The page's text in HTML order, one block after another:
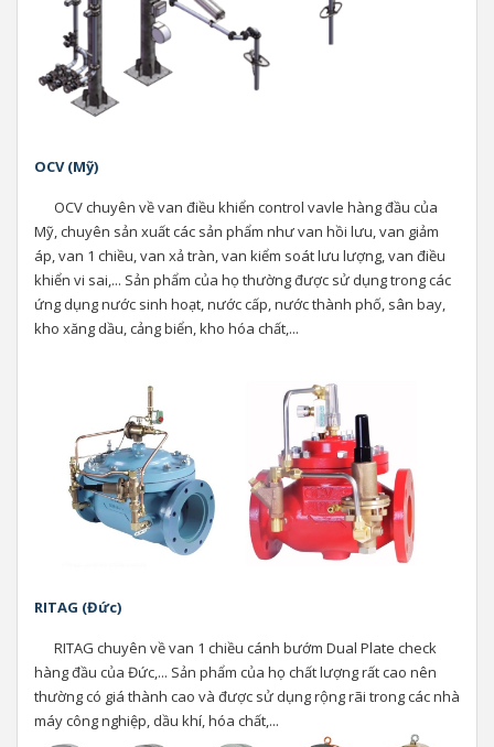
OCV (Mỹ)
OCV chuyên về van điều khiển control vavle hàng đầu của
Mỹ, chuyên sản xuất các sản phẩm như van hồi lưu, van giảm
áp, van 1 chiều, van xả tràn, van kiểm soát lưu lượng, van điều
khiển vi sai,... Sản phẩm của họ thường được sử dụng trong các
ứng dụng nước sinh hoạt, nước cấp, nước thành phố, sân bay,
kho xăng dầu, cảng biển, kho hóa chất,...
RITAG (Đức)
RITAG chuyên về van 1 chiều cánh bướm Dual Plate check
hàng đầu của Đức,... Sản phẩm của họ chất lượng rất cao nên
thường có giá thành cao và được sử dụng rộng rãi trong các nhà
máy công nghiệp, dầu khí, hóa chất,...